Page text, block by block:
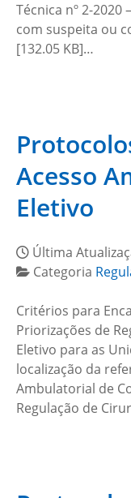
Técnica nº 2-2020
com suspeita ou
[132.05 KB]…
Acesso
Eletivo
Última
Categoria
Critérios para
Priorizações de
Eletivo para as
localização da
Ambulatorial de
Regulação de